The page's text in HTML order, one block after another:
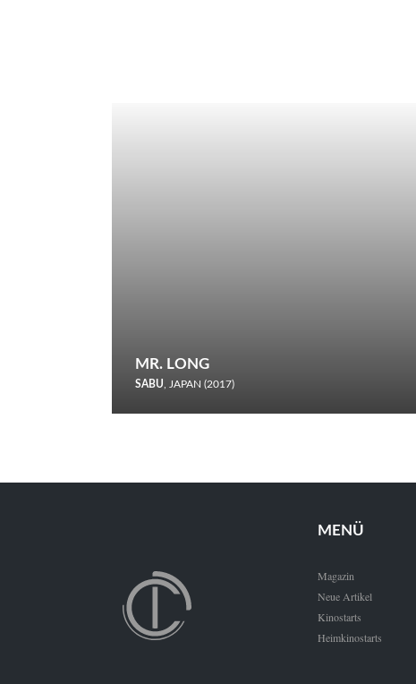
MR. LONG
SABU, JAPAN (2017)
den Wettbewerb.
MENÜ
Magazin
Neue Artikel
Kinostarts
Heimkinostarts